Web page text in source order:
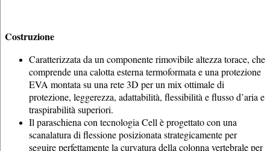
Costruzione
Caratterizzata da un componente rimovibile altezza torace, che
comprende una calotta esterna termoformata e una protezione
EVA montata su una rete 3D per un mix ottimale di
protezione, leggerezza, adattabilità, flessibilità e flusso d’aria e
traspirabilità superiori.
Il paraschiena con tecnologia Cell è progettato con una
scanalatura di flessione posizionata strategicamente per
seguire perfettamente la curvatura della colonna vertebrale per